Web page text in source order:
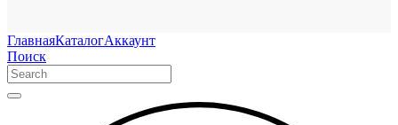
ГлавнаяКаталогАккаунт
Поиск